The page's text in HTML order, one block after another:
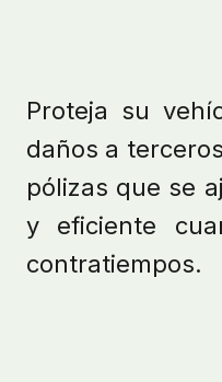
Proteja su
daños a
pólizas que se
y eficiente
contratiempos.